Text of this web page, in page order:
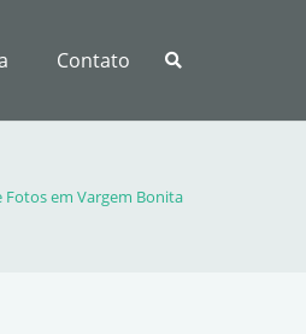
Contato
Fotos em Vargem Bonita